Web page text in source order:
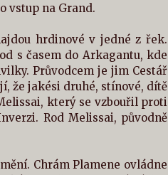
vstup na Grand.
hrdinové v jedné z řek.
s časem do Arkagantu, kde
Průvodcem je jim Cestář
že jakési druhé, stínové, dítě
který se vzbouřil proti
Rod Melissai, původně
Chrám Plamene ovládne